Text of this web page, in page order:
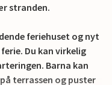
stranden.
feriehuset og nyt
Du kan virkelig
Barna kan
terrassen og puster